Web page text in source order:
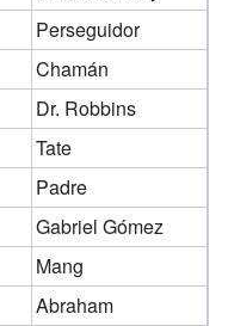
Perseguidor
Chamán
Dr. Robbins
Tate
Padre
Gabriel Gómez
Mang
Abraham